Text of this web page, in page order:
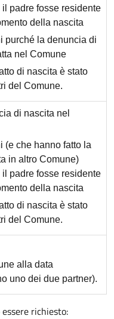
padre fosse residente
della nascita
purché la denuncia di
nel Comune
di nascita è stato
del Comune.
di nascita nel
(e che hanno fatto la
in altro Comune)
padre fosse residente
della nascita
di nascita è stato
del Comune.
alla data
uno dei due partner).
richiesto: